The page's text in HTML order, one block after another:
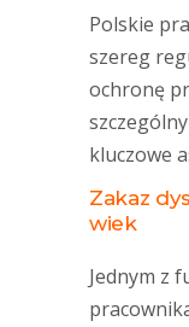
Polskie
szereg
ochronę
kluczowe
Zakaz d
wiek
Jednym z